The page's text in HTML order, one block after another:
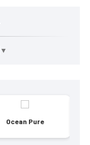
▼
Ocean Pure